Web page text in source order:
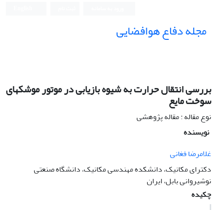
مجله دفاع هوافضایی
بررسی انتقال حرارت به شیوه‏ بازیابی در موتور موشک‏های
سوخت مایع
نوع مقاله : مقاله پژوهشی
نویسنده
غلامرضا فغانی
دکترای مکانیک، دانشکده مهندسی مکانیک، دانشگاه صنعتی
نوشیروانی بابل، ایران
چکیده